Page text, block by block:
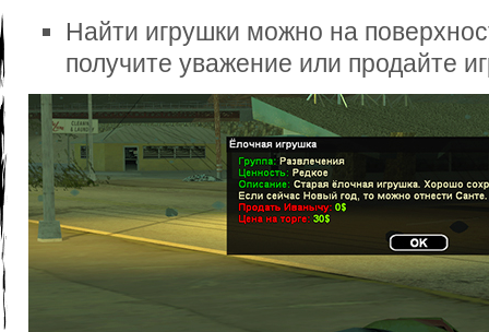
Найти игрушки можно на
получите уважение или продайте